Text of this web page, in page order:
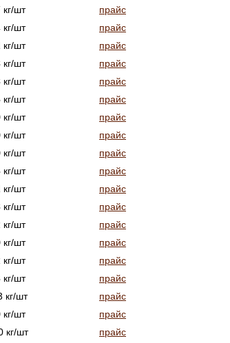
кг/шт
прайс
кг/шт
прайс
кг/шт
прайс
кг/шт
прайс
кг/шт
прайс
кг/шт
прайс
кг/шт
прайс
кг/шт
прайс
кг/шт
прайс
кг/шт
прайс
кг/шт
прайс
кг/шт
прайс
кг/шт
прайс
кг/шт
прайс
кг/шт
прайс
кг/шт
прайс
кг/шт
прайс
кг/шт
прайс
кг/шт
прайс